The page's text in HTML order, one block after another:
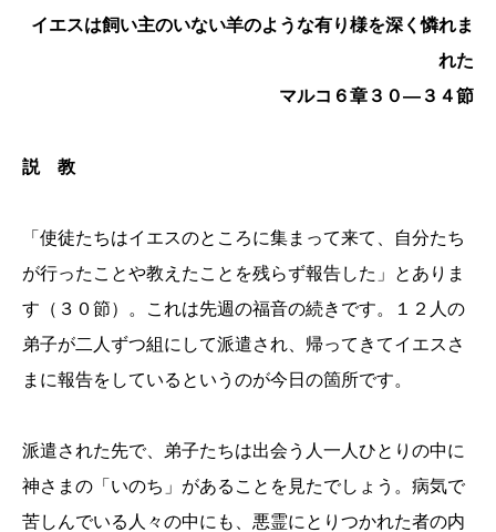
イエスは飼い主のいない羊のような有り様を深く憐れま
れた
マルコ６章３０―３４節
説 教
「使徒たちはイエスのところに集まって来て、自分たち
が行ったことや教えたことを残らず報告した」とありま
す（３０節）。これは先週の福音の続きです。１２人の
弟子が二人ずつ組にして派遣され、帰ってきてイエスさ
まに報告をしているというのが今日の箇所です。
派遣された先で、弟子たちは出会う人一人ひとりの中に
神さまの「いのち」があることを見たでしょう。病気で
苦しんでいる人々の中にも、悪霊にとりつかれた者の内